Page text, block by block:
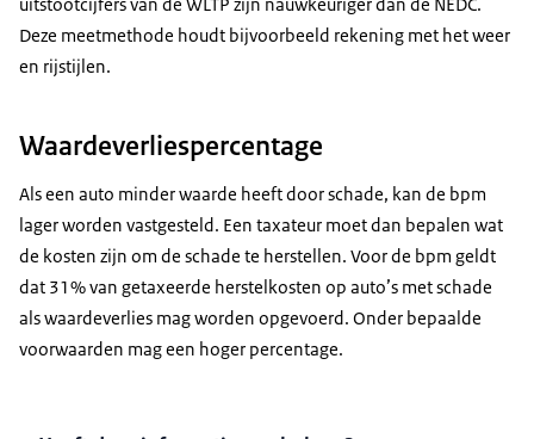
Deze meetmethode houdt bijvoorbeeld rekening met het weer
en rijstijlen.
Waardeverliespercentage
Als een auto minder waarde heeft door schade, kan de bpm
lager worden vastgesteld. Een taxateur moet dan bepalen wat
de kosten zijn om de schade te herstellen. Voor de bpm geldt
dat 31% van getaxeerde herstelkosten op auto’s met schade
als waardeverlies mag worden opgevoerd. Onder bepaalde
voorwaarden mag een hoger percentage.